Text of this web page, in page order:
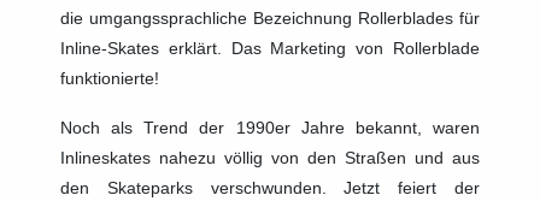
die umgangssprachliche Bezeichnung Rollerblades für
Inline-Skates erklärt. Das Marketing von Rollerblade
funktionierte!
Noch als Trend der 1990er Jahre bekannt, waren
Inlineskates nahezu völlig von den Straßen und aus
den Skateparks verschwunden. Jetzt feiert der